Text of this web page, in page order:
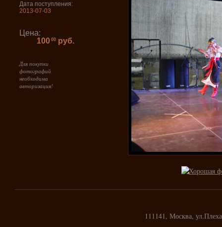
Дата поступления:
2013-07-03
Цена:
100 00 руб.
Для покупки
фотографий
необходима
авторизация!
111141, Москва,